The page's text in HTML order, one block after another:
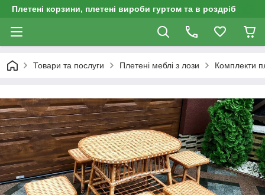
Плетені корзини, плетені вироби гуртом та в роздріб
Товари та послуги Плетені меблі з лози Комплекти